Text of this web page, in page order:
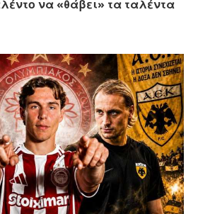
να «θάβει» τα ταλέντα